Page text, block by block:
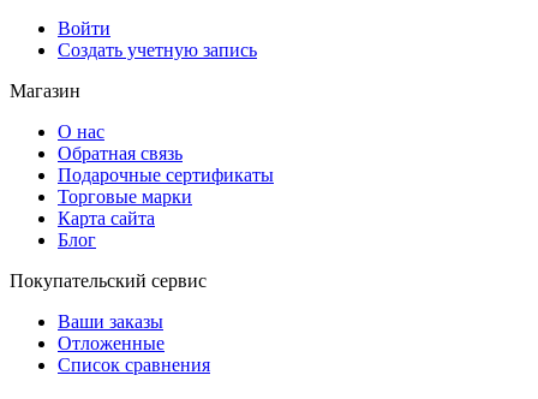
Войти
Создать учетную запись
Магазин
О нас
Обратная связь
Подарочные сертификаты
Торговые марки
Карта сайта
Блог
Покупательский сервис
Ваши заказы
Отложенные
Список сравнения